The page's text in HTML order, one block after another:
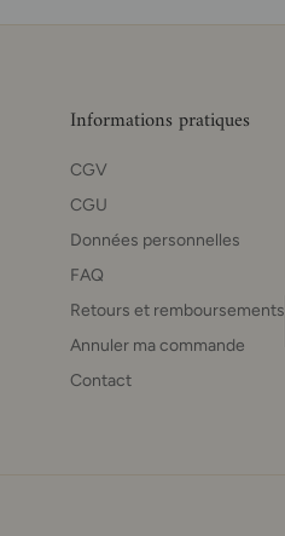
Informations pratiques
CGV
CGU
Données personnelles
FAQ
Retours et remboursements
Annuler ma commande
Contact